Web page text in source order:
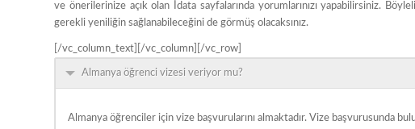
ve önerilerinize açık olan İdata sayfalarında yorumlarınızı yapabilirsiniz.
gerekli yeniliğin sağlanabileceğini de görmüş olacaksınız.
[/vc_column_text][/vc_column][/vc_row]
Almanya öğrenci vizesi veriyor mu?
Almanya öğrenciler için vize başvurularını almaktadır. Vize başvurusunda